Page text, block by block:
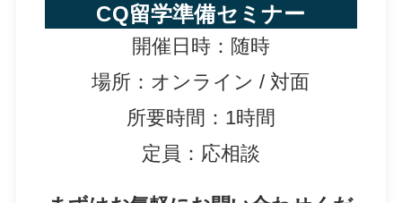
CQ留学準備セミナー
開催日時：随時
場所：オンライン / 対面
所要時間：1時間
定員：応相談